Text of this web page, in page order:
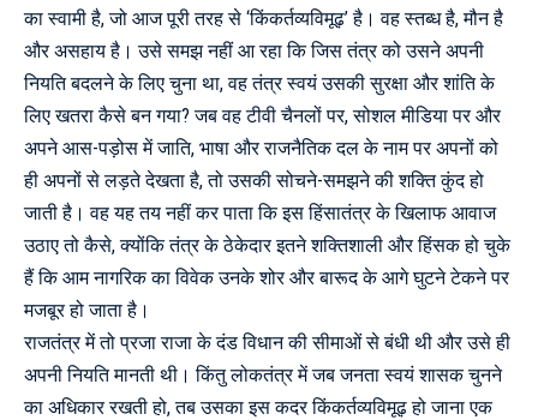
का स्वामी है, जो आज पूरी तरह से ‘किंकर्तव्यविमूढ़’ है। वह स्तब्ध है, मौन है
और असहाय है। उसे समझ नहीं आ रहा कि जिस तंत्र को उसने अपनी
नियति बदलने के लिए चुना था, वह तंत्र स्वयं उसकी सुरक्षा और शांति के
लिए खतरा कैसे बन गया? जब वह टीवी चैनलों पर, सोशल मीडिया पर और
अपने आस-पड़ोस में जाति, भाषा और राजनैतिक दल के नाम पर अपनों को
ही अपनों से लड़ते देखता है, तो उसकी सोचने-समझने की शक्ति कुंद हो
जाती है। वह यह तय नहीं कर पाता कि इस हिंसातंत्र के खिलाफ आवाज
उठाए तो कैसे, क्योंकि तंत्र के ठेकेदार इतने शक्तिशाली और हिंसक हो चुके
हैं कि आम नागरिक का विवेक उनके शोर और बारूद के आगे घुटने टेकने पर
मजबूर हो जाता है।
राजतंत्र में तो प्रजा राजा के दंड विधान की सीमाओं से बंधी थी और उसे ही
अपनी नियति मानती थी। किंतु लोकतंत्र में जब जनता स्वयं शासक चुनने
का अधिकार रखती हो, तब उसका इस कदर किंकर्तव्यविमूढ़ हो जाना एक